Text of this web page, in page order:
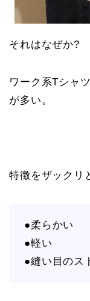
それはなぜか?
ワーク系Tシャ
が多い。
特徴をザックリ
●柔らかい
●軽い
●縫い目のス